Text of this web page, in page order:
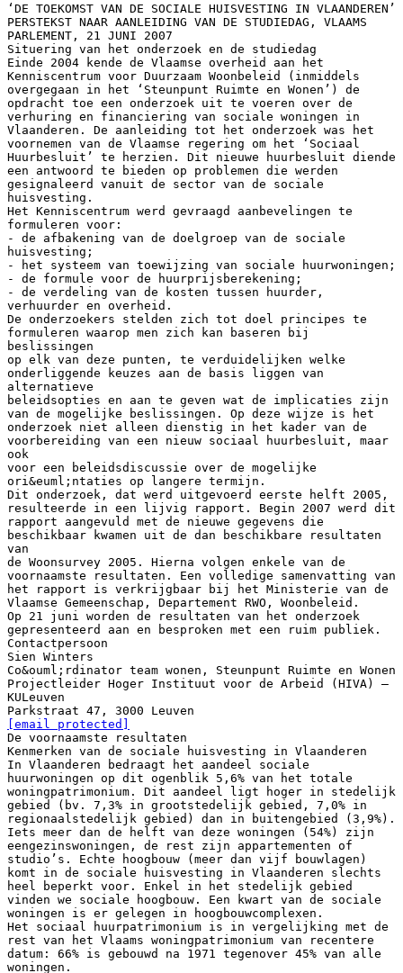
‘DE TOEKOMST VAN DE SOCIALE HUISVESTING IN VLAANDEREN’
PERSTEKST NAAR AANLEIDING VAN DE STUDIEDAG, VLAAMS
PARLEMENT, 21 JUNI 2007
Situering van het onderzoek en de studiedag
Einde 2004 kende de Vlaamse overheid aan het
Kenniscentrum voor Duurzaam Woonbeleid (inmiddels
overgegaan in het ‘Steunpunt Ruimte en Wonen’) de
opdracht toe een onderzoek uit te voeren over de
verhuring en financiering van sociale woningen in
Vlaanderen. De aanleiding tot het onderzoek was het
voornemen van de Vlaamse regering om het ‘Sociaal
Huurbesluit’ te herzien. Dit nieuwe huurbesluit diende
een antwoord te bieden op problemen die werden
gesignaleerd vanuit de sector van de sociale
huisvesting.
Het Kenniscentrum werd gevraagd aanbevelingen te
formuleren voor:
- de afbakening van de doelgroep van de sociale
huisvesting;
- het systeem van toewijzing van sociale huurwoningen;
- de formule voor de huurprijsberekening;
- de verdeling van de kosten tussen huurder,
verhuurder en overheid.
De onderzoekers stelden zich tot doel principes te
formuleren waarop men zich kan baseren bij
beslissingen
op elk van deze punten, te verduidelijken welke
onderliggende keuzes aan de basis liggen van
alternatieve
beleidsopties en aan te geven wat de implicaties zijn
van de mogelijke beslissingen. Op deze wijze is het
onderzoek niet alleen dienstig in het kader van de
voorbereiding van een nieuw sociaal huurbesluit, maar
ook
voor een beleidsdiscussie over de mogelijke
ori&euml;ntaties op langere termijn.
Dit onderzoek, dat werd uitgevoerd eerste helft 2005,
resulteerde in een lijvig rapport. Begin 2007 werd dit
rapport aangevuld met de nieuwe gegevens die
beschikbaar kwamen uit de dan beschikbare resultaten
van
de Woonsurvey 2005. Hierna volgen enkele van de
voornaamste resultaten. Een volledige samenvatting van
het rapport is verkrijgbaar bij het Ministerie van de
Vlaamse Gemeenschap, Departement RWO, Woonbeleid.
Op 21 juni worden de resultaten van het onderzoek
gepresenteerd aan en besproken met een ruim publiek.
Contactpersoon
Sien Winters
Co&ouml;rdinator team wonen, Steunpunt Ruimte en Wonen
Projectleider Hoger Instituut voor de Arbeid (HIVA) –
KULeuven
[email protected]